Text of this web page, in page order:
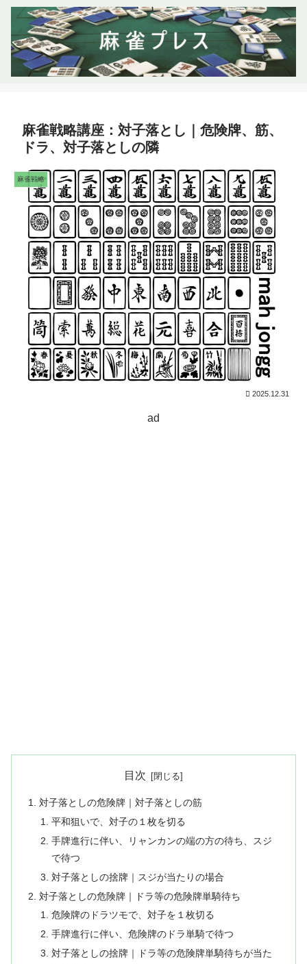
麻雀戦略講座：対子落とし｜危険牌、筋、
ドラ、対子落としの隣
麻雀戦略
2025.12.31
ad
目次
対子落としの危険牌｜対子落としの筋
平和狙いで、対子の１枚を切る
手牌進行に伴い、リャンカンの端の方の待ち、スジ
で待つ
対子落としの捨牌｜スジが当たりの場合
対子落としの危険牌｜ドラ等の危険牌単騎待ち
危険牌のドラツモで、対子を１枚切る
手牌進行に伴い、危険牌のドラ単騎で待つ
対子落としの捨牌｜ドラ等の危険牌単騎待ちが当た